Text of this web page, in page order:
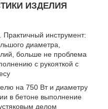
ИЗДЕЛИЯ
Практичный инструмент:
диаметра,
больше не проблема
с рукояткой с
на 750 Вт и диаметру
в бетоне выполнение
делом